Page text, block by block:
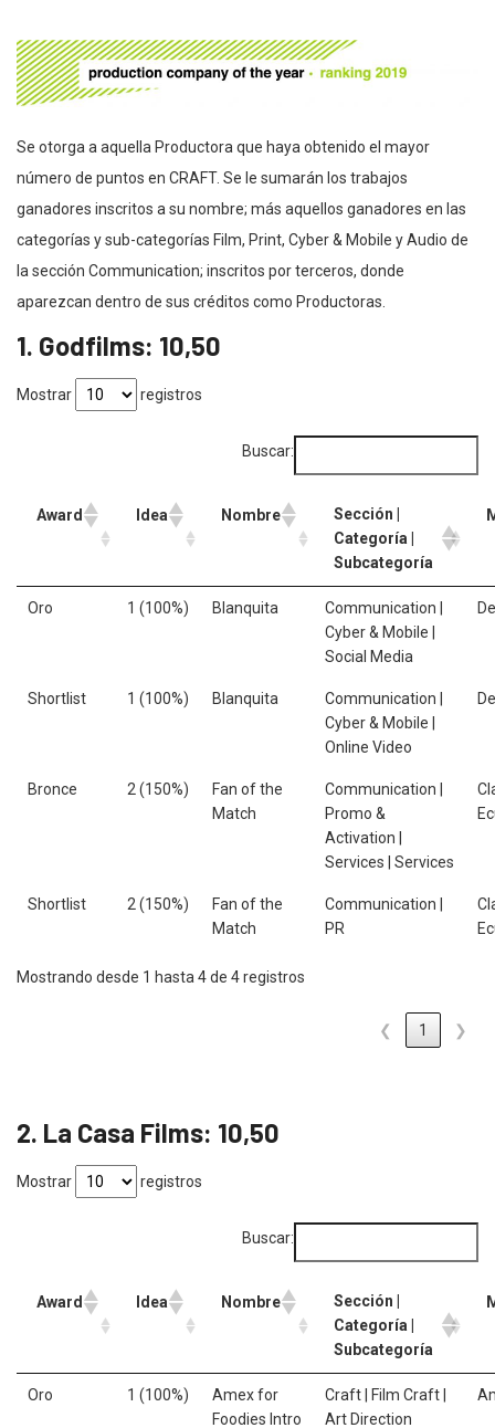
Se otorga a aquella Productora que haya obtenido el mayor
número de puntos en CRAFT. Se le sumarán los trabajos
ganadores inscritos a su nombre; más aquellos ganadores en las
categorías y sub-categorías Film, Print, Cyber & Mobile y Audio de
la sección Communication; inscritos por terceros, donde
aparezcan dentro de sus créditos como Productoras.
1. Godfilms: 10,50
Mostrar registros
Buscar:
Award Idea Nombre
Sección |
Categoría |
Subcategoría
Oro 1 (100%) Blanquita
Communication |
Cyber & Mobile |
Social Media
Shortlist 1 (100%) Blanquita
Communication |
Cyber & Mobile |
Online Video
Bronce 2 (150%)
Fan of the
Match
Communication |
Promo &
Activation |
Services | Services
Shortlist 2 (150%)
Fan of the
Match
Communication |
PR
Mostrando desde 1 hasta 4 de 4 registros
❮ 1 ❯
2. La Casa Films: 10,50
Mostrar registros
Buscar:
Award Idea Nombre
Sección |
Categoría |
Subcategoría
Oro 1 (100%)
Amex for
Foodies Intro
Craft | Film Craft |
Art Direction